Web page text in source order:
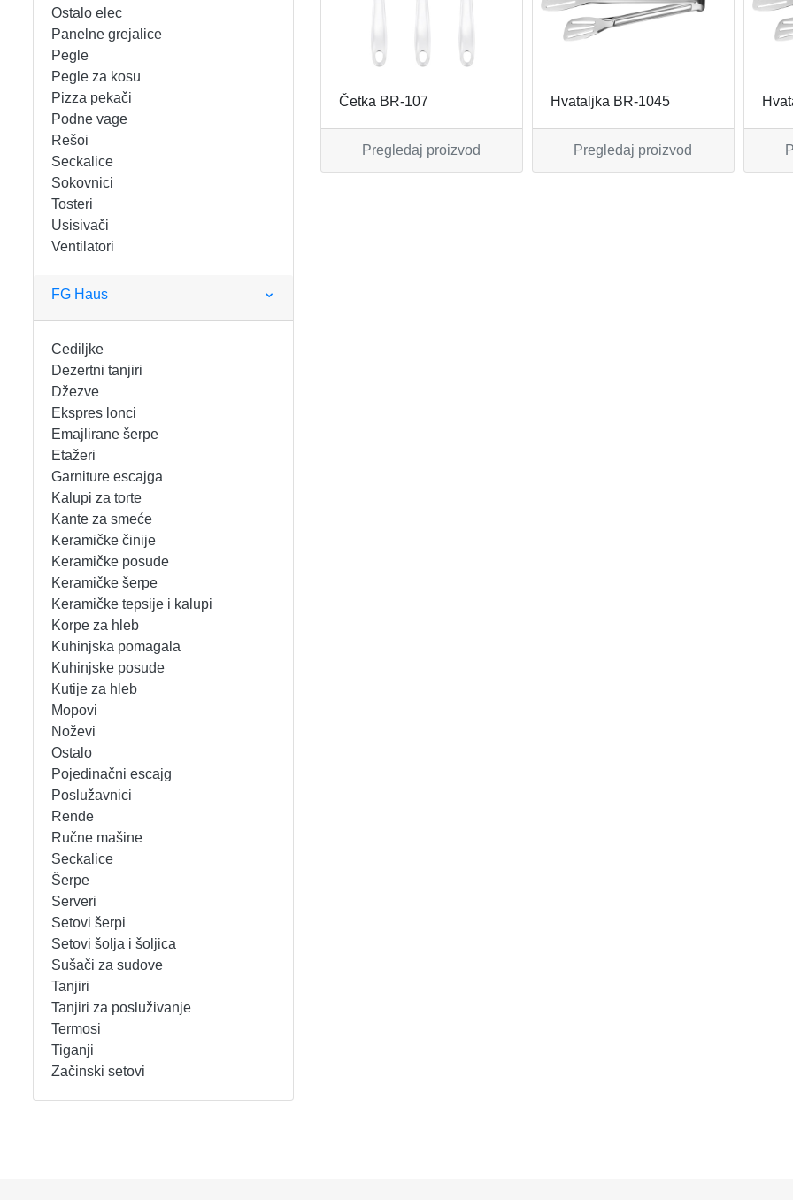
FIGARO
FRITEZE
GREJALICE
INDUKCIONE PLOČE
KUHINJSKE VAGE
KUVALA
MAŠINE ZA MLEVENJE MESA
MIKROTALASNE
MIKSERI
MULTI STAJLERI
NUTRI PRACTIC
OSTALO ELEC
PANELNE GREJALICE
PEGLE
PEGLE ZA KOSU
PIZZA PEKAČI
PODNE VAGE
REŠOI
SECKALICE
SOKOVNICI
TOSTERI
USISIVAČI
VENTILATORI
KERAMIČKE ČINIJE
KERAMIČKE POSUDE
KERAMIČKE ŠERPE
KERAMIČKE TEPSIJE I KALUPI
KORPE ZA HLEB
KUHINJSKA POMAGALA
KUHINJSKE POSUDE
MOPOVI
NOŽEVI
OSTALO
POJEDINAČNI ESCAJG
POSLUŽAVNICI
RENDE
RUČNE MAŠINE
SECKALICE
ŠERPE
SERVERI
SETOVI ŠERPI
SETOVI ŠOLJA I ŠOLJICA
SUŠAČI ZA SUDOVE
TANJIRI
TANJIRI ZA POSLUŽIVANJE
TERMOSI
TIGANJI
Ostalo elec
Panelne grejalice
Pegle
Pegle za kosu
Pizza pekači
Podne vage
Rešoi
Seckalice
Sokovnici
Tosteri
Usisivači
Ventilatori
FG Haus
Cediljke
Dezertni tanjiri
Džezve
Ekspres lonci
Emajlirane šerpe
Etažeri
Garniture escajga
Kalupi za torte
Kante za smeće
Keramičke činije
Keramičke posude
Keramičke šerpe
Keramičke tepsije i kalupi
Korpe za hleb
Kuhinjska pomagala
Kuhinjske posude
Kutije za hleb
Mopovi
Noževi
Ostalo
Pojedinačni escajg
Poslužavnici
Rende
Ručne mašine
Seckalice
Šerpe
Serveri
Setovi šerpi
Setovi šolja i šoljica
Sušači za sudove
Tanjiri
Tanjiri za posluživanje
Termosi
Tiganji
Začinski setovi
Četka BR-107
Pregledaj proizvod
Hvataljka BR-1045
Pregledaj proizvod